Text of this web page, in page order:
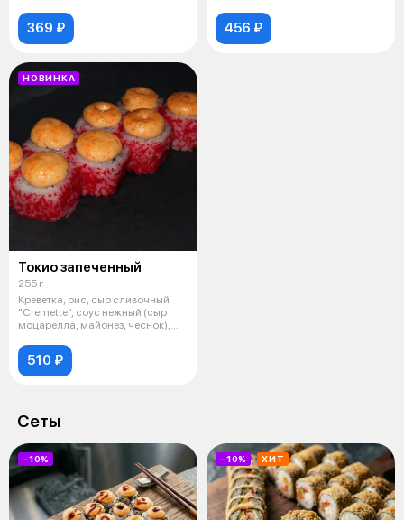
369 ₽ 456 ₽
НОВИНКА
Токио запеченный
255 г
Креветка, рис, сыр сливочный
"Cremette", соус нежный (сыр
моцарелла, майонез, чеснок),
510 ₽
Сеты
−10% −10% ХИТ